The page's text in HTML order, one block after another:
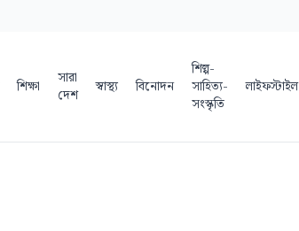
শিক্ষা
সারা
দেশ
স্বাস্থ্য বিনোদন
শিল্প-
সাহিত্য-
সংস্কৃতি
লাইফস্টাইল